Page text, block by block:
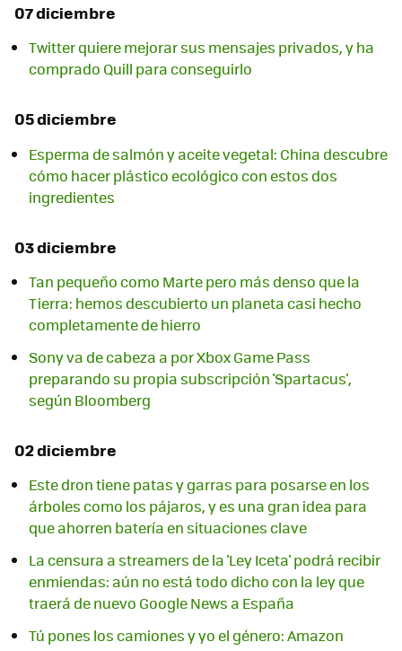
07 diciembre
Twitter quiere mejorar sus mensajes privados, y ha
comprado Quill para conseguirlo
05 diciembre
Esperma de salmón y aceite vegetal: China descubre
cómo hacer plástico ecológico con estos dos
ingredientes
03 diciembre
Tan pequeño como Marte pero más denso que la
Tierra: hemos descubierto un planeta casi hecho
completamente de hierro
Sony va de cabeza a por Xbox Game Pass
preparando su propia subscripción 'Spartacus',
según Bloomberg
02 diciembre
Este dron tiene patas y garras para posarse en los
árboles como los pájaros, y es una gran idea para
que ahorren batería en situaciones clave
La censura a streamers de la 'Ley Iceta' podrá recibir
enmiendas: aún no está todo dicho con la ley que
traerá de nuevo Google News a España
Tú pones los camiones y yo el género: Amazon